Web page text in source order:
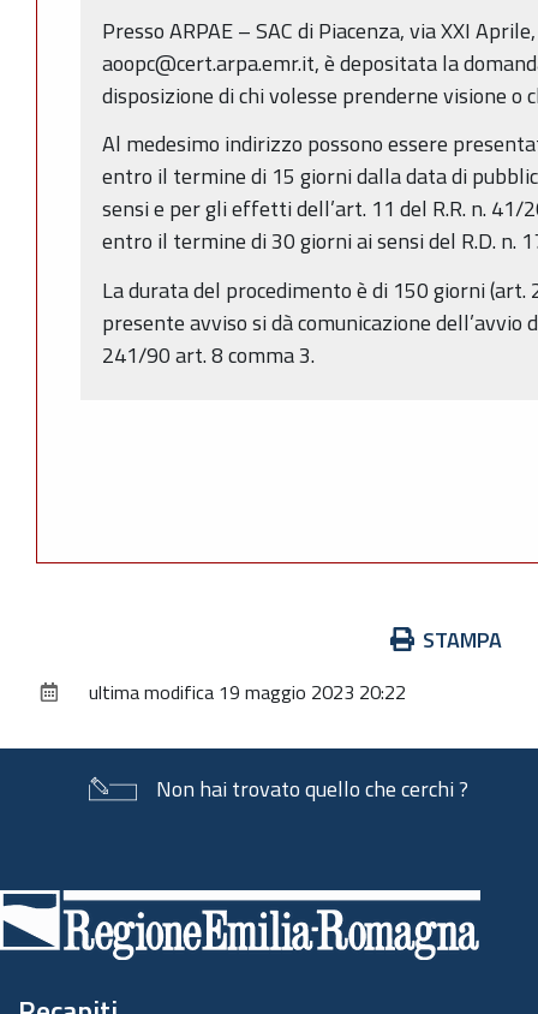
Presso ARPAE – SAC di Piacenza, via XXI
aoopc@cert.arpa.emr.it, è depositata la
disposizione di chi volesse prenderne visione
Al medesimo indirizzo possono essere
entro il termine di 15 giorni dalla data di
sensi e per gli effetti dell’art. 11 del R.R. n. 41/
entro il termine di 30 giorni ai sensi del R.D. n.
La durata del procedimento è di 150 giorni (art.
presente avviso si dà comunicazione dell’avvio
241/90 art. 8 comma 3.
documento
STAMPA
ultima modifica 19 maggio 2023 20:22
Non hai trovato quello che cerchi ?
di
pagina